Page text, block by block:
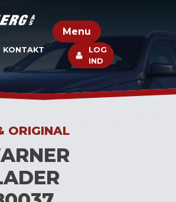
Menu
KONTAKT
LOG
IND
ORIGINAL